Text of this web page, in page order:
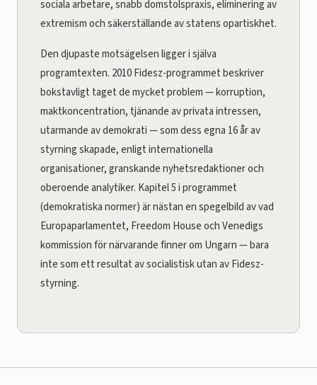
sociala arbetare, snabb domstolspraxis, eliminering av
extremism och säkerställande av statens opartiskhet.
Den djupaste motsägelsen ligger i själva
programtexten. 2010 Fidesz-programmet beskriver
bokstavligt taget de mycket problem — korruption,
maktkoncentration, tjänande av privata intressen,
utarmande av demokrati — som dess egna 16 år av
styrning skapade, enligt internationella
organisationer, granskande nyhetsredaktioner och
oberoende analytiker. Kapitel 5 i programmet
(demokratiska normer) är nästan en spegelbild av vad
Europaparlamentet, Freedom House och Venedigs
kommission för närvarande finner om Ungarn — bara
inte som ett resultat av socialistisk utan av Fidesz-
styrning.